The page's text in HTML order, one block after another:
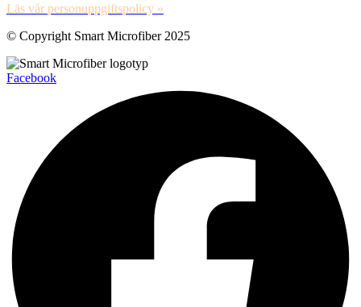
Läs vår personuppgiftspolicy »
© Copyright Smart Microfiber 2025
Facebook